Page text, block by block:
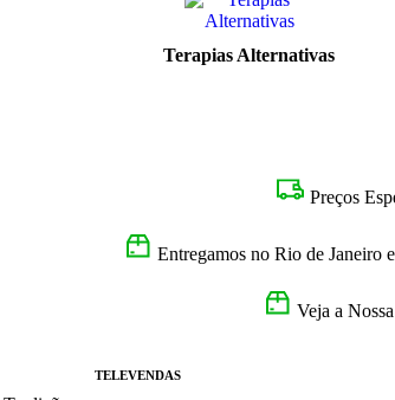
Terapias Alternativas
Preços
Entregamos no Rio de Janeiro
Veja a
TELEVENDAS